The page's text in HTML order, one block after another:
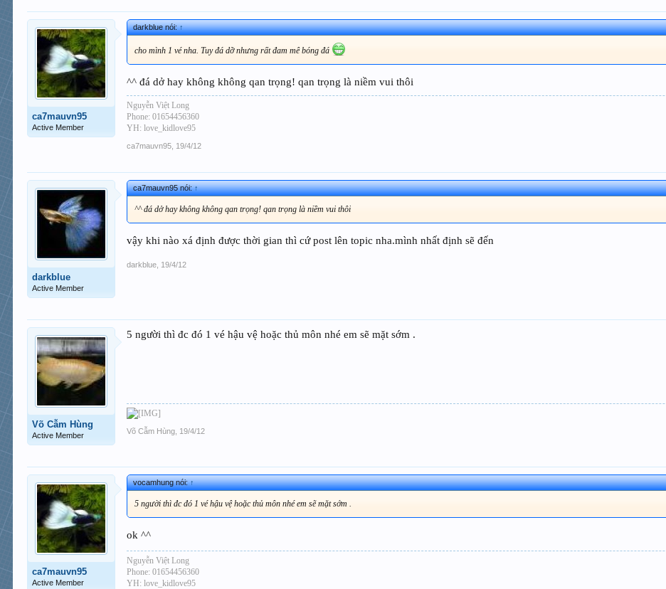
ca7mauvn95
Active Member
darkblue nói:↑
cho mình 1 vé nha. Tuy đá dỡ nhưng rất đam mê bóng đá
^^ đá dở hay không không qan trọng! qan trọng là niềm vui thôi
Nguyễn Việt Long
Phone: 01654456360
YH: love_kidlove95
ca7mauvn95 19/4/12
darkblue
Active Member
ca7mauvn95 nói:↑
^^ đá dở hay không không qan trọng! qan trọng là niềm vui thôi
vậy khi nào xá định được thời gian thì cứ post lên topic nha.mình nhất định sẽ đến
darkblue 19/4/12
Võ Cẫm Hùng
Active Member
5 người thì đc đó 1 vé hậu vệ hoặc thủ môn nhé em sẽ mặt sớm .
Võ Cẫm Hùng 19/4/12
ca7mauvn95
Active Member
vocamhung nói:↑
5 người thì đc đó 1 vé hậu vệ hoặc thủ môn nhé em sẽ mặt sớm .
ok ^^
Nguyễn Việt Long
Phone: 01654456360
YH: love_kidlove95